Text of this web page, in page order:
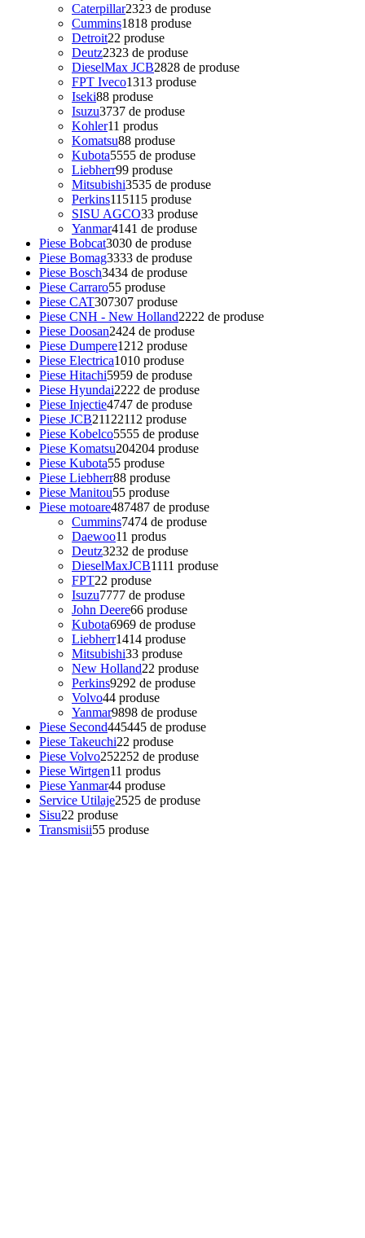
Caterpillar2323 de produse
Cummins1818 produse
Detroit22 produse
Deutz2323 de produse
DieselMax JCB2828 de produse
FPT Iveco1313 produse
Iseki88 produse
Isuzu3737 de produse
Kohler11 produs
Komatsu88 produse
Kubota5555 de produse
Liebherr99 produse
Mitsubishi3535 de produse
Perkins115115 produse
SISU AGCO33 produse
Yanmar4141 de produse
Piese Bobcat3030 de produse
Piese Bomag3333 de produse
Piese Bosch3434 de produse
Piese Carraro55 produse
Piese CAT307307 produse
Piese CNH - New Holland2222 de produse
Piese Doosan2424 de produse
Piese Dumpere1212 produse
Piese Electrica1010 produse
Piese Hitachi5959 de produse
Piese Hyundai2222 de produse
Piese Injectie4747 de produse
Piese JCB21122112 produse
Piese Kobelco5555 de produse
Piese Komatsu204204 produse
Piese Kubota55 produse
Piese Liebherr88 produse
Piese Manitou55 produse
Piese motoare487487 de produse
Cummins7474 de produse
Daewoo11 produs
Deutz3232 de produse
DieselMaxJCB1111 produse
FPT22 produse
Isuzu7777 de produse
John Deere66 produse
Kubota6969 de produse
Liebherr1414 produse
Mitsubishi33 produse
New Holland22 produse
Perkins9292 de produse
Volvo44 produse
Yanmar9898 de produse
Piese Second445445 de produse
Piese Takeuchi22 produse
Piese Volvo252252 de produse
Piese Wirtgen11 produs
Piese Yanmar44 produse
Service Utilaje2525 de produse
Sisu22 produse
Transmisii55 produse